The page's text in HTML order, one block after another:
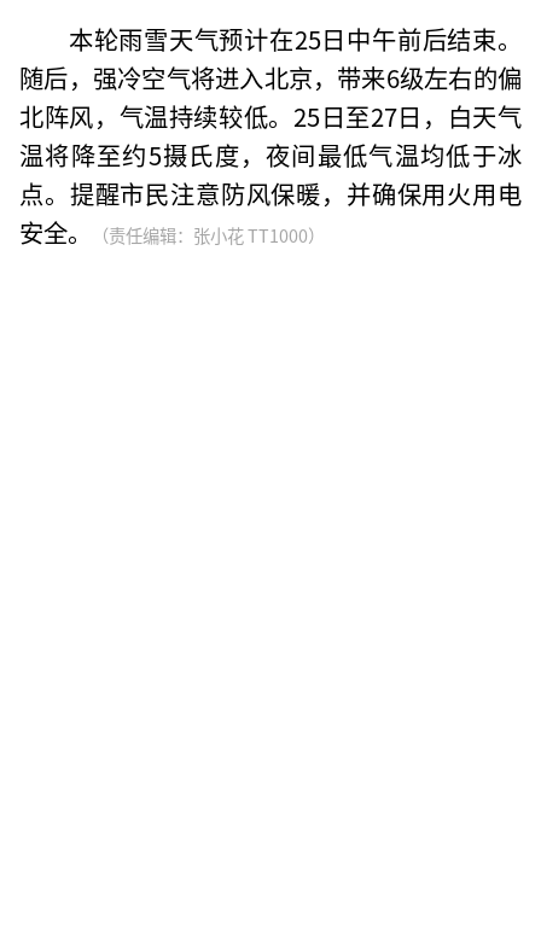
本轮雨雪天气预计在25日中午前后结束。
随后，强冷空气将进入北京，带来6级左右的偏
北阵风，气温持续较低。25日至27日，白天气
温将降至约5摄氏度，夜间最低气温均低于冰
点。提醒市民注意防风保暖，并确保用火用电
安全。
（责任编辑：张小花 TT1000）